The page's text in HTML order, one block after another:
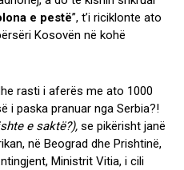
e pestë”, t’i riciklonte ato
Kosovën në kohë
rasti i aferës me ato 1000
i paska pranuar nga Serbia?!
e saktë?), se pikërisht janë
në Beograd dhe Prishtinë,
Ministrit Vitia, i cili